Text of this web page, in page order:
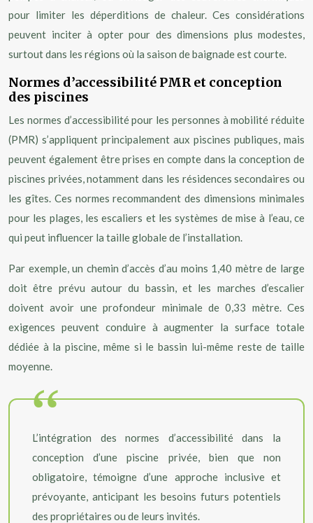
pour limiter les déperditions de chaleur. Ces considérations
peuvent inciter à opter pour des dimensions plus modestes,
surtout dans les régions où la saison de baignade est courte.
Normes d’accessibilité PMR et conception
des piscines
Les normes d’accessibilité pour les personnes à mobilité réduite
(PMR) s’appliquent principalement aux piscines publiques, mais
peuvent également être prises en compte dans la conception de
piscines privées, notamment dans les résidences secondaires ou
les gîtes. Ces normes recommandent des dimensions minimales
pour les plages, les escaliers et les systèmes de mise à l’eau, ce
qui peut influencer la taille globale de l’installation.
Par exemple, un chemin d’accès d’au moins 1,40 mètre de large
doit être prévu autour du bassin, et les marches d’escalier
doivent avoir une profondeur minimale de 0,33 mètre. Ces
exigences peuvent conduire à augmenter la surface totale
dédiée à la piscine, même si le bassin lui-même reste de taille
moyenne.
L’intégration des normes d’accessibilité dans la
conception d’une piscine privée, bien que non
obligatoire, témoigne d’une approche inclusive et
prévoyante, anticipant les besoins futurs potentiels
des propriétaires ou de leurs invités.